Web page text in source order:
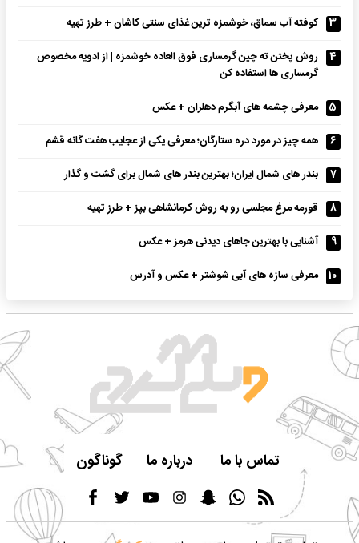
3
کوفته آب سماق، خوشمزه ترین غذای سنتی کاشان + طرز تهیه
4
روش پختن ته چین گرمساری فوق العاده خوشمزه | از ادویه مخصوص
گرمساری ها استفاده کن
5
معرفی چشمه های آبگرم دهلران + عکس
6
همه چیز در مورد دره ستارگان؛ معرفی یکی از عجایب هفت گانه قشم
7
بندر های شمال ایران؛ بهترین بندر های شمال برای گشت و گذار
8
قورمه مرغ مجلسی رو به روش کرمانشاهی بپز + طرز تهیه
9
آشنایی با بهترین جاهای دیدنی هرمز + عکس
10
معرفی سازه های آبی شوشتر + عکس و آدرس
تماس با ما درباره ما گوناگون